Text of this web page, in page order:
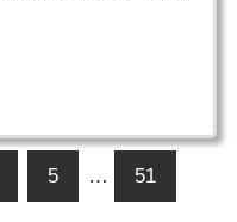
5 … 51